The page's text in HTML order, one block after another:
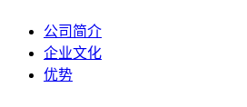
公司简介
企业文化
优势